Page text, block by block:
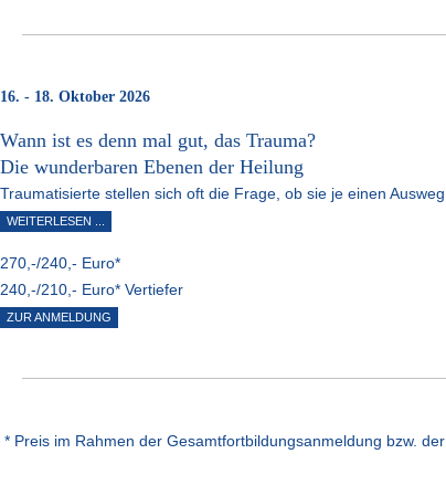
16. - 18. Oktober 2026
Wann ist es denn mal gut, das Trauma?
Die wunderbaren Ebenen der Heilung
Traumatisierte stellen sich oft die Frage, ob sie je einen
WEITERLESEN ...
270,-/240,- Euro*
240,-/210,- Euro* Vertiefer
ZUR ANMELDUNG
* Preis im Rahmen der Gesamtfortbildungsanmeldung bzw.